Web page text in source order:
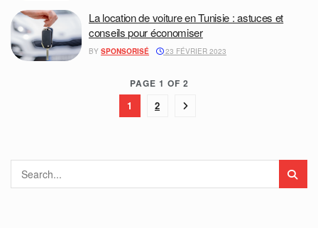
La location de voiture en Tunisie : astuces et
conseils pour économiser
BY SPONSORISÉ 23 FÉVRIER 2023
PAGE 1 OF 2
1 2